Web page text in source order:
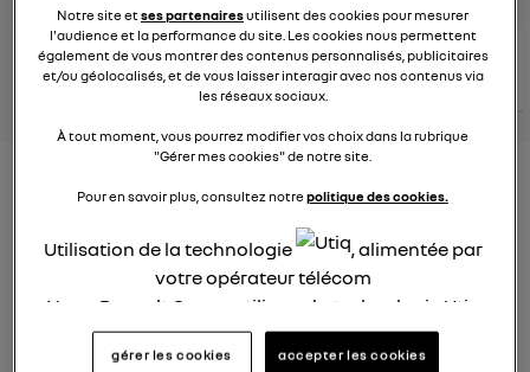
conseils Renault
consultez les
conseils
similaires
voir tous les
conseils
Consommation carburant
26 janvier 2022à 12:50
Notre site etses partenairesutilisent des cookies pour mesurer
l'audience et la performance du site. Les cookies nous permettent
également de vous montrer des contenus personnalisés, publicitaires
et/ou géolocalisés, et de vous laisser interagir avec nos contenus via
les réseaux sociaux.
À tout moment, vous pourrez modifier vos choix dans la rubrique
"Gérer mes cookies" de notre site.
Pour en savoir plus, consultez notrepolitique des cookies.
Utilisation de la technologie
, alimentée par
votre opérateur télécom
Nous, Renault Group, utilisons la technologie Utiq
pour nos activités digitales (telles que décrites
dans cette notice de consentement) et liées à
gérer les cookies accepter les cookies